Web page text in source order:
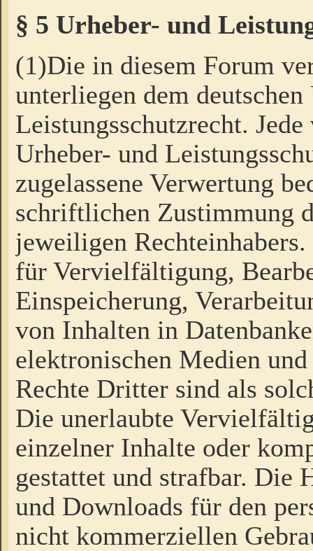
§ 5 Urheber- und
(1)Die in diesem Forum
unterliegen dem
Leistungsschutzrecht.
Urheber- und
zugelassene Verwertung
schriftlichen Zustimmung
jeweiligen
für Vervielfältigung,
Einspeicherung,
von Inhalten in
elektronischen Medien
Rechte Dritter sind als
Die unerlaubte
einzelner Inhalte oder
gestattet und strafbar. Die
und Downloads für den
nicht kommerziellen